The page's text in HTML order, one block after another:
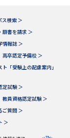
ス検索 ＞
願書を請求 ＞
情報誌 ＞
高卒認定予備校 ＞
「受験上の配慮案内」
定試験 ＞
教員資格認定試験 ＞
質問 ＞
＞